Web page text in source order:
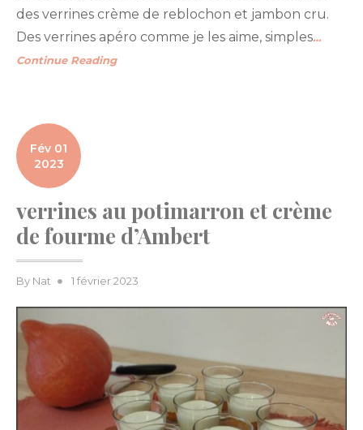
des verrines crème de reblochon et jambon cru.
Des verrines apéro comme je les aime, simples…
Continue Reading
Fév 01
2023
verrines au potimarron et crème
de fourme d’Ambert
By Nat
Posted
1 février 2023